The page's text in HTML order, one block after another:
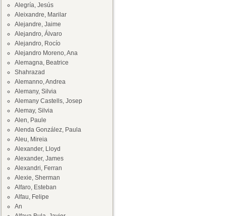
Alegría, Jesús
Aleixandre, Marilar
Alejandre, Jaime
Alejandro, Álvaro
Alejandro, Rocío
Alejandro Moreno, Ana
Alemagna, Beatrice
Shahrazad
Alemanno, Andrea
Alemany, Silvia
Alemany Castells, Josep
Alemay, Silvia
Alen, Paule
Alenda González, Paula
Aleu, Mireia
Alexander, Lloyd
Alexander, James
Alexandri, Ferran
Alexie, Sherman
Alfaro, Esteban
Alfau, Felipe
An